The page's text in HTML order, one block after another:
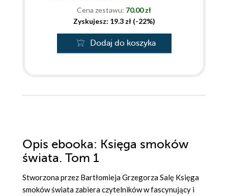
Cena zestawu: 70.00 zł
Zyskujesz: 19.3 zł (-22%)
Dodaj do koszyka
Opis ebooka: Księga smoków
świata. Tom 1
Stworzona przez Bartłomieja Grzegorza Salę Księga
smoków świata zabiera czytelników w fascynujący i